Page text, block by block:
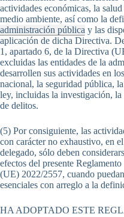
actividades económicas, la
medio ambiente, así como la
administración pública y las
aplicación de dicha Directiva.
1, apartado 6, de la Directiva
excluidas las entidades de la
desarrollen sus actividades en
nacional, la seguridad pública,
ley, incluidas la investigación,
de delitos.
(5) Por consiguiente, las
con carácter no exhaustivo, en
delegado, sólo deben
efectos del presente
(UE) 2022/2557, cuando
esenciales con arreglo a la
HA ADOPTADO ESTE